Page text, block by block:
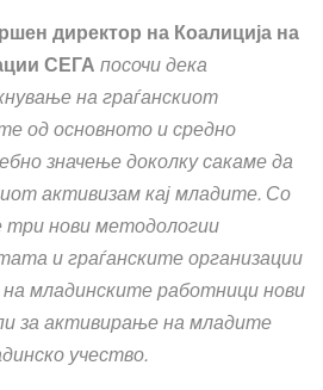
директор на Коалиција на
СЕГАпосочи дека
на граѓанскиот
од основното и средно
значење доколку сакаме да
активизам кај младите. Со
нови методологии
и граѓанските организации
младинските работници нови
за активирање на младите
учество.